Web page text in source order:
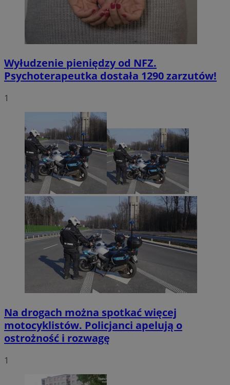
Wyłudzenie pieniędzy od NFZ.
Psychoterapeutka dostała 1290 zarzutów!
1
Na drogach można spotkać więcej
motocyklistów. Policjanci apelują o
ostrożność i rozwagę
1